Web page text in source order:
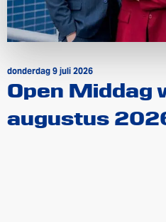
donderdag 9 juli 2026
Open Middag
augustus